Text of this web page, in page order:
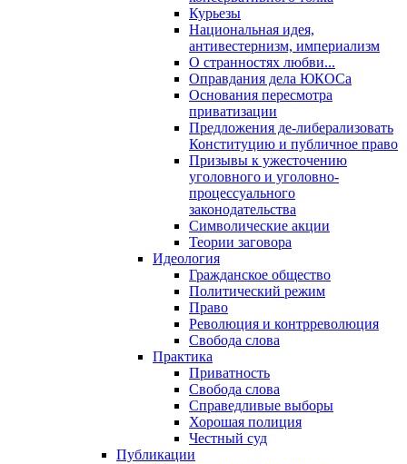
Курьезы
Национальная идея,
антивестернизм, империализм
О странностях любви...
Оправдания дела ЮКОСа
Основания пересмотра
приватизации
Предложения де-либерализовать
Конституцию и публичное право
Призывы к ужесточению
уголовного и уголовно-
процессуального
законодательства
Символические акции
Теории заговора
Идеология
Гражданское общество
Политический режим
Право
Революция и контрреволюция
Свобода слова
Практика
Приватность
Свобода слова
Справедливые выборы
Хорошая полиция
Честный суд
Публикации